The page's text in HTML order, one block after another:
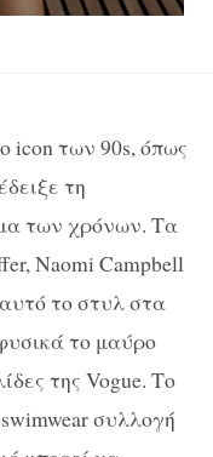
icon των 90s, όπως
τη
των χρόνων. Τα
Naomi Campbell
το στυλ στα
το μαύρο
της Vogue. Το
συλλογή